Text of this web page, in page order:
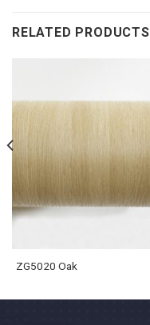
RELATED PRODUCTS
ZG5020 Oak